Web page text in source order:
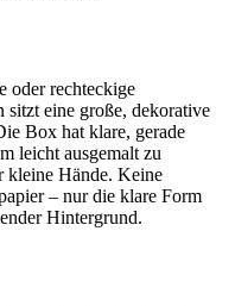
oder rechteckige
sitzt eine große, dekorative
Box hat klare, gerade
leicht ausgemalt zu
kleine Hände. Keine
– nur die klare Form
Hintergrund.